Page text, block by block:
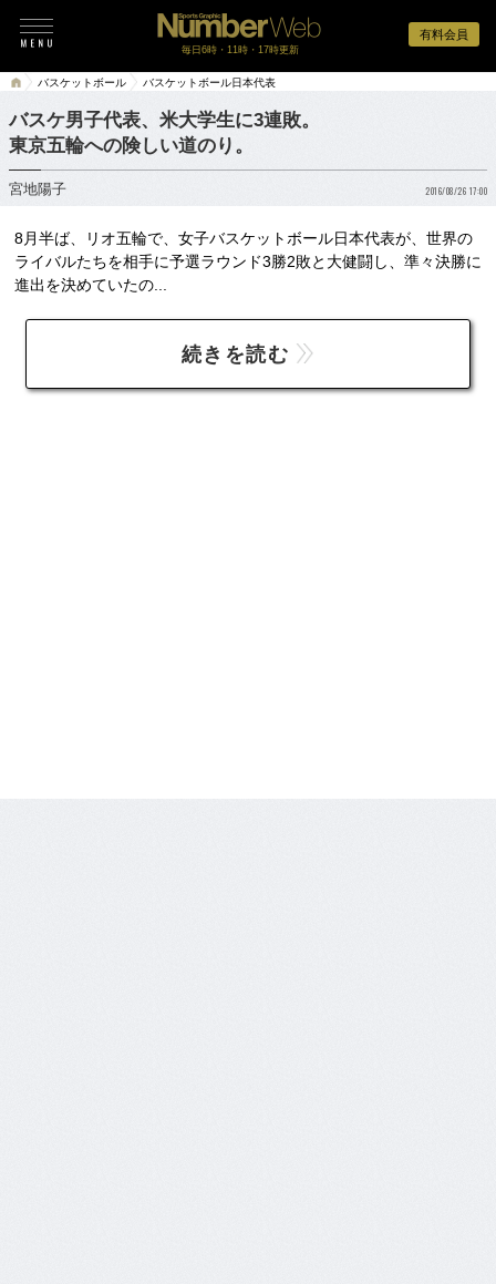
有料会員
毎日6時・11時・17時更新
バスケットボール バスケットボール日本代表
バスケ男子代表、米大学生に3連敗。
東京五輪への険しい道のり。
宮地陽子 2016/08/26 17:00
8月半ば、リオ五輪で、女子バスケットボール日本代表が、世界の
ライバルたちを相手に予選ラウンド3勝2敗と大健闘し、準々決勝に
進出を決めていたの...
続きを読む